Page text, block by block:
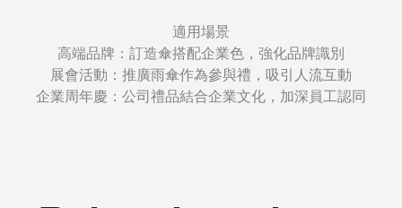
適用場景
高端品牌：訂造傘搭配企業色，強化品牌識別
展會活動：推廣雨傘作為參與禮，吸引人流互動
企業周年慶：公司禮品結合企業文化，加深員工認同